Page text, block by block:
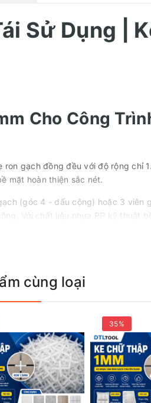
Sử Dụng |
Cho Công
ron gạch đồng đều với độ rộng chỉ
mặt hoàn thiện sắc nét.
(góc 4 - dấu cộng) hoặc 3 viên
Với chất liệu nhựa PP kỹ thuật
thợ và nhà thầu.
cùng loại
35%